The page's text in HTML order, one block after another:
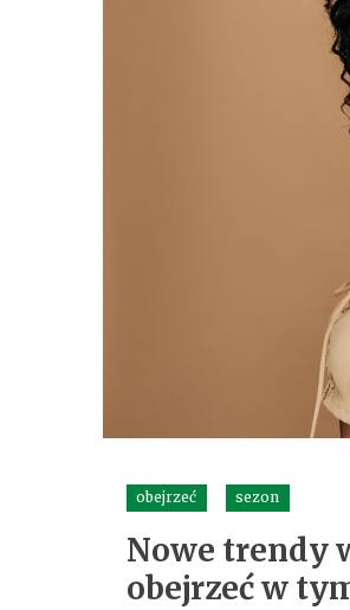
obejrzeć sezon
Nowe trendy
obejrzeć w